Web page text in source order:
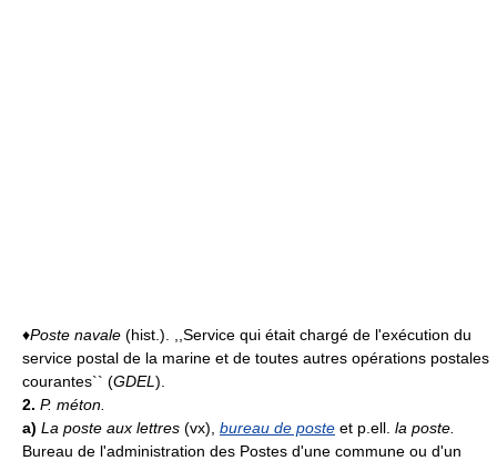
♦Poste navale (hist.). ,,Service qui était chargé de l'exécution du
service postal de la marine et de toutes autres opérations postales
courantes`` (GDEL ).
2. P. méton.
a) La poste aux lettres (vx), bureau de poste et p.ell. la poste.
Bureau de l'administration des Postes d'une commune ou d'un